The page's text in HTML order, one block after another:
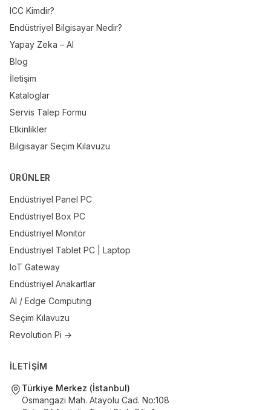
ICC Kimdir?
Endüstriyel Bilgisayar Nedir?
Yapay Zeka – AI
Blog
İletişim
Kataloglar
Servis Talep Formu
Etkinlikler
Bilgisayar Seçim Kılavuzu
ÜRÜNLER
Endüstriyel Panel PC
Endüstriyel Box PC
Endüstriyel Monitör
Endüstriyel Tablet PC | Laptop
IoT Gateway
Endüstriyel Anakartlar
AI / Edge Computing
Seçim Kılavuzu
Revolution Pi →
İLETİŞİM
Türkiye Merkez (İstanbul)
Osmangazi Mah. Atayolu Cad. No:108